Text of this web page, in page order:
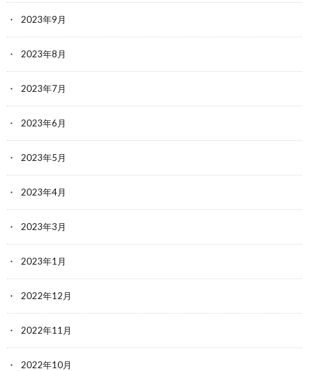
2023年9月
2023年8月
2023年7月
2023年6月
2023年5月
2023年4月
2023年3月
2023年1月
2022年12月
2022年11月
2022年10月